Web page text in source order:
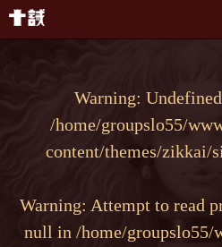
Warning:
/home/groupslo55/
content/themes/zikkai/
Warning: Attempt to read
null in /home/